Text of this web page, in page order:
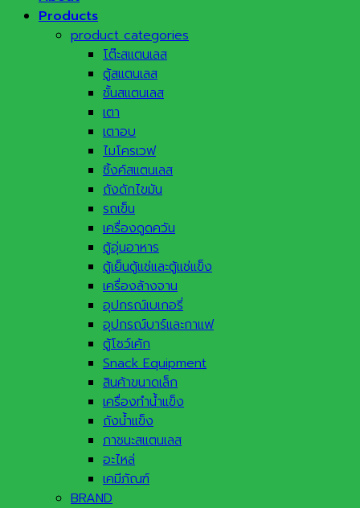
Products
product categories
โต๊ะสแตนเลส
ตู้สแตนเลส
ชั้นสแตนเลส
เตา
เตาอบ
ไมโครเวฟ
ซิ้งค์สแตนเลส
ถังดักไขมัน
รถเข็น
เครื่องดูดควัน
ตู้อุ่นอาหาร
ตู้เย็นตู้แช่และตู้แช่แข็ง
เครื่องล้างจาน
อุปกรณ์เบเกอรี่
อุปกรณ์บาร์และกาแฟ
ตู้โชว์เค้ก
Snack Equipment
สินค้าขนาดเล็ก
เครื่องทำน้ำแข็ง
ถังน้ำแข็ง
ภาชนะสแตนเลส
อะไหล่
เคมีภัณฑ์
BRAND